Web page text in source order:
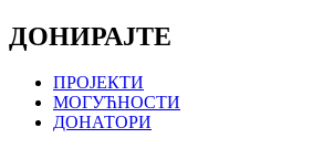
ДОНИРАЈТЕ
ПРОЈЕКТИ
МОГУЋНОСТИ
ДОНАТОРИ